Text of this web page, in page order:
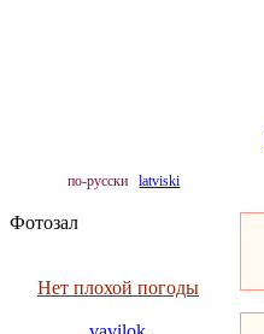
по-русски latviski
Фотозал
Нет плохой погоды